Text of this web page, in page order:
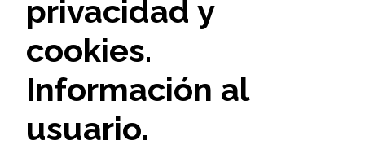
privacidad y
cookies.
Información al
usuario.